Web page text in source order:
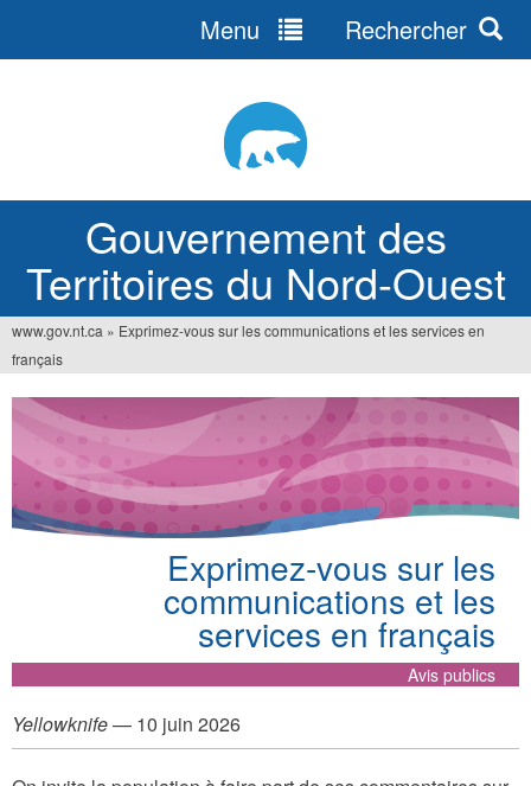
Gouvernement des
Territoires du Nord-Ouest
Menu Rechercher
Vous
êtes
www.gov.nt.ca » Exprimez-vous sur les communications et les services en
français
Exprimez-vous sur les
communications et les
services en français
Avis publics
Yellowknife— 10 juin 2026